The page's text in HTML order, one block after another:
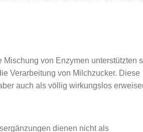
von Enzymen unterstützten
Verarbeitung von Milchzucker. Diese
auch als völlig wirkungslos
dienen nicht als